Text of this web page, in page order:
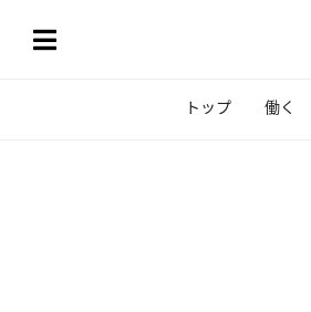
トップ 働く